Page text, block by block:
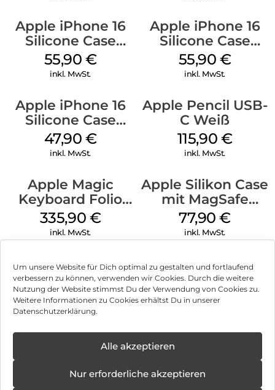
Um unsere Website für Dich optimal zu gestalten und fortlaufend
verbessern zu können, verwenden wir Cookies. Durch die weitere
Nutzung der Website stimmst Du der Verwendung von Cookies zu.
Weitere Informationen zu Cookies erhältst Du in unserer
Datenschutzerklärung.
Alle akzeptieren
Nur erforderliche akzeptieren
Apple iPhone 16
Silicone Case
MagSafe
Ultramarine
55,90 €
inkl. MwSt.
Apple iPhone 16
Silicone Case
MagSafe Plum
55,90 €
inkl. MwSt.
Apple iPhone 16
Silicone Case
MagSafe Fuchsia
47,90 €
inkl. MwSt.
Apple Pencil USB-
C Weiß
115,90 €
inkl. MwSt.
Apple Magic
Keyboard Folio
iPad 10.9″ (10.Gen.)
Weiß
335,90 €
inkl. MwSt.
Apple Silikon Case
mit MagSafe
iPhone 14 Pro
(PRODUCT)RED
77,90€
inkl. MwSt.
Impressum